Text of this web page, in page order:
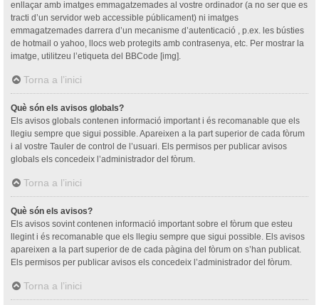
enllaçar amb imatges emmagatzemades al vostre ordinador (a no ser que es
tracti d’un servidor web accessible públicament) ni imatges
emmagatzemades darrera d’un mecanisme d’autenticació , p.ex. les bústies
de hotmail o yahoo, llocs web protegits amb contrasenya, etc. Per mostrar la
imatge, utilitzeu l’etiqueta del BBCode [img].
Torna a l’inici
Què són els avisos globals?
Els avisos globals contenen informació important i és recomanable que els
llegiu sempre que sigui possible. Apareixen a la part superior de cada fòrum
i al vostre Tauler de control de l’usuari. Els permisos per publicar avisos
globals els concedeix l’administrador del fòrum.
Torna a l’inici
Què són els avisos?
Els avisos sovint contenen informació important sobre el fòrum que esteu
llegint i és recomanable que els llegiu sempre que sigui possible. Els avisos
apareixen a la part superior de de cada pàgina del fòrum on s’han publicat.
Els permisos per publicar avisos els concedeix l’administrador del fòrum.
Torna a l’inici